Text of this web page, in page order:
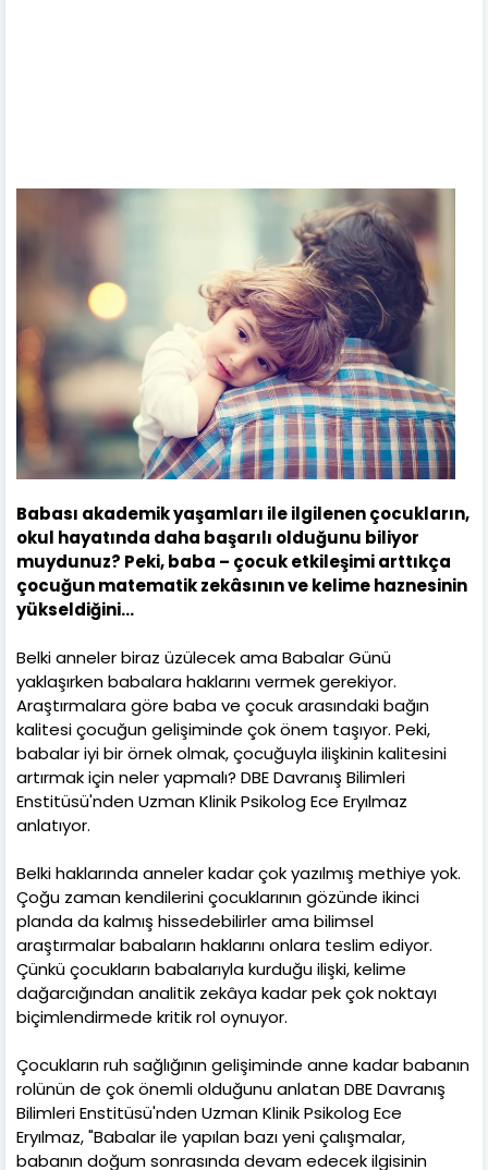
Babası akademik yaşamları ile ilgilenen çocukların,
okul hayatında daha başarılı olduğunu biliyor
muydunuz? Peki, baba – çocuk etkileşimi arttıkça
çocuğun matematik zekâsının ve kelime haznesinin
yükseldiğini…
Belki anneler biraz üzülecek ama Babalar Günü
yaklaşırken babalara haklarını vermek gerekiyor.
Araştırmalara göre baba ve çocuk arasındaki bağın
kalitesi çocuğun gelişiminde çok önem taşıyor. Peki,
babalar iyi bir örnek olmak, çocuğuyla ilişkinin kalitesini
artırmak için neler yapmalı? DBE Davranış Bilimleri
Enstitüsü'nden Uzman Klinik Psikolog Ece Eryılmaz
anlatıyor.
Belki haklarında anneler kadar çok yazılmış methiye yok.
Çoğu zaman kendilerini çocuklarının gözünde ikinci
planda da kalmış hissedebilirler ama bilimsel
araştırmalar babaların haklarını onlara teslim ediyor.
Çünkü çocukların babalarıyla kurduğu ilişki, kelime
dağarcığından analitik zekâya kadar pek çok noktayı
biçimlendirmede kritik rol oynuyor.
Çocukların ruh sağlığının gelişiminde anne kadar babanın
rolünün de çok önemli olduğunu anlatan DBE Davranış
Bilimleri Enstitüsü'nden Uzman Klinik Psikolog Ece
Eryılmaz, "Babalar ile yapılan bazı yeni çalışmalar,
babanın doğum sonrasında devam edecek ilgisinin